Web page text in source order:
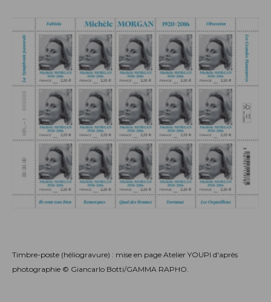
Timbre-poste (héliogravure) : mise en page Atelier YOUPI d'après
photographie © Giancarlo Botti/GAMMA RAPHO.